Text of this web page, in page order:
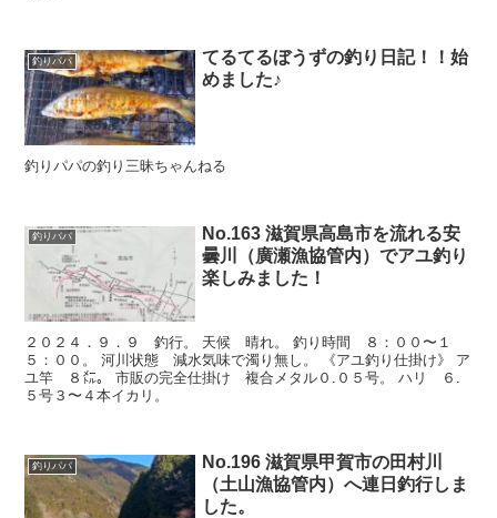
釣りパパ
てるてるぼうずの釣り日記！！始
めました♪
釣りパパの釣り三昧ちゃんねる
釣りパパ
No.163 滋賀県高島市を流れる安
曇川（廣瀬漁協管内）でアユ釣り
楽しみました！
２０２４．９．９ 釣行。 天候 晴れ。 釣り時間 ８：００〜１
５：００。 河川状態 減水気味で濁り無し。 《アユ釣り仕掛け》 ア
ユ竿 ８㍍。 市販の完全仕掛け 複合メタル０.０５号。 ハリ ６.
５号３〜４本イカリ。
釣りパパ
No.196 滋賀県甲賀市の田村川
（土山漁協管内）へ連日釣行しま
した。